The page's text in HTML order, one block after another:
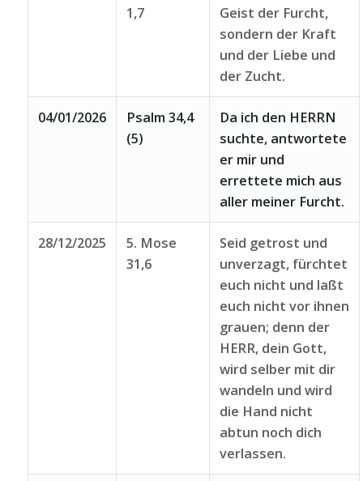
1,7
Geist der Furcht,
sondern der Kraft
und der Liebe und
der Zucht.
04/01/2026
Psalm 34,4
(5)
Da ich den HERRN
suchte, antwortete
er mir und
errettete mich aus
aller meiner Furcht.
28/12/2025
5. Mose
31,6
Seid getrost und
unverzagt, fürchtet
euch nicht und laßt
euch nicht vor ihnen
grauen; denn der
HERR, dein Gott,
wird selber mit dir
wandeln und wird
die Hand nicht
abtun noch dich
verlassen.